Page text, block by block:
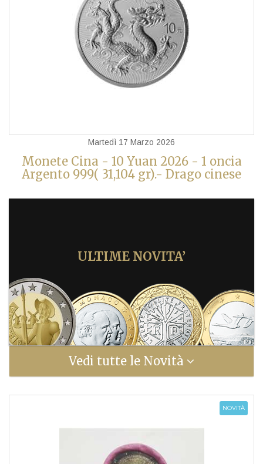
Martedì 17 Marzo 2026
Monete Cina - 10 Yuan 2026 - 1 oncia
Argento 999( 31,104 gr).- Drago cinese
ULTIME NOVITA’
Vedi tutte le Novità
NOVITÀ